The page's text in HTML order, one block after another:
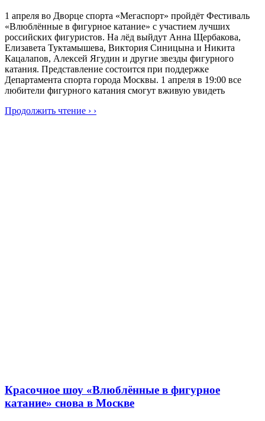
1 апреля во Дворце спорта «Мегаспорт» пройдёт Фестиваль
«Влюблённые в фигурное катание» с участием лучших
российских фигуристов. На лёд выйдут Анна Щербакова,
Елизавета Туктамышева, Виктория Синицына и Никита
Кацалапов, Алексей Ягудин и другие звезды фигурного
катания. Представление состоится при поддержке
Департамента спорта города Москвы. 1 апреля в 19:00 все
любители фигурного катания смогут вживую увидеть
Продолжить чтение › ›
Красочное шоу «Влюблённые в фигурное
катание» снова в Москве